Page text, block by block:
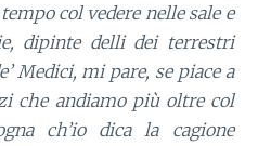
col vedere nelle sale e
dipinte delli dei terrestri
Medici, mi pare, se piace a
che andiamo più oltre col
ch’io dica la cagione